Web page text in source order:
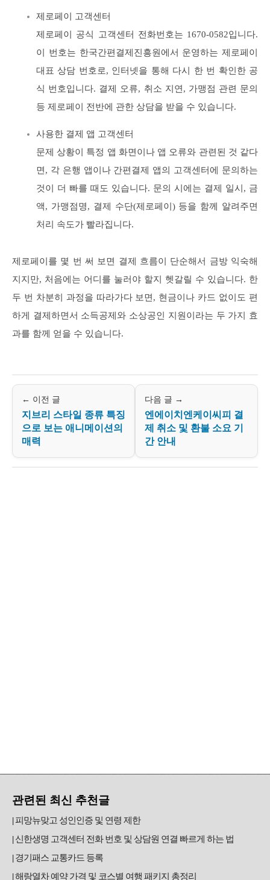
제로페이 고객센터
제로페이 공식 고객센터 전화번호는 1670-0582입니다.
이 번호는 한국간편결제진흥원에서 운영하는 제로페이
대표 상담 번호로, 인터넷을 통해 다시 한 번 확인한 공
식 번호입니다. 결제 오류, 취소 지연, 가맹점 관련 문의
등 제로페이 전반에 관한 상담을 받을 수 있습니다.
사용한 결제 앱 고객센터
문제 상황이 특정 앱 화면이나 앱 오류와 관련된 것 같다
면, 각 은행 앱이나 간편결제 앱의 고객센터에 문의하는
것이 더 빠를 때도 있습니다. 문의 시에는 결제 일시, 금
액, 가맹점명, 결제 수단(제로페이) 등을 함께 알려주면
처리 속도가 빨라집니다.
제로페이를 몇 번 써 보면 결제 흐름이 단순해서 금방 익숙해
지지만, 처음에는 어디를 눌러야 할지 헷갈릴 수 있습니다. 한
두 번 차분히 과정을 따라가다 보면, 현금이나 카드 없이도 편
하게 결제하면서 소득공제와 소상공인 지원이라는 두 가지 효
과를 함께 얻을 수 있습니다.
← 이전 글
지브리 스타일 종류 특징
으로 보는 애니메이션의
매력
다음 글 →
엔에이치엔케이씨피 결
제 취소 및 환불 소요 기
간 안내
관련된 최신 추천글
피망뉴맞고 성인인증 및 연령 제한
신한생명 고객센터 전화 번호 및 상담원 연결 빠르게 하는 법
경기패스 교통카드 등록
해랑열차 예약 가격 및 코스별 여행 패키지 총정리